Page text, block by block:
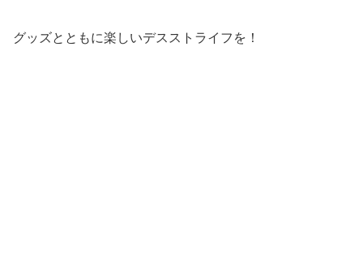
グッズとともに楽しいデスストライフを！